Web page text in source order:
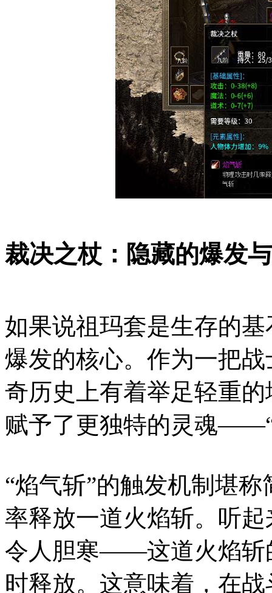
裁决之杖：隐藏的爆发
如果说祖玛套是生存的
爆发的核心。作为一把
奇历史上有着举足轻重
赋予了更独特的灵魂
“焰气斩”的触发机制堪
率释放一道火焰斩。听
令人胆寒——这道火焰斩
时释放。这意味着，在